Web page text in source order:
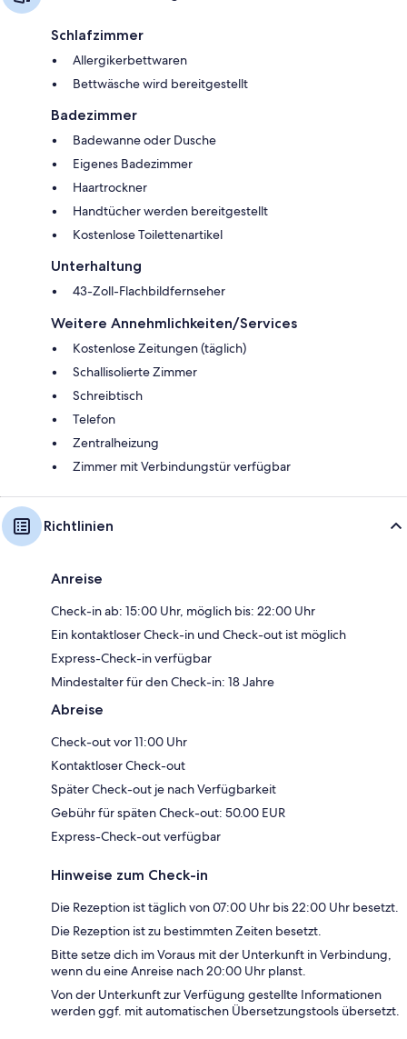
Schlafzimmer
Allergikerbettwaren
Bettwäsche wird bereitgestellt
Badezimmer
Badewanne oder Dusche
Eigenes Badezimmer
Haartrockner
Handtücher werden bereitgestellt
Kostenlose Toilettenartikel
Unterhaltung
43-Zoll-Flachbildfernseher
Weitere Annehmlichkeiten/Services
Kostenlose Zeitungen (täglich)
Schallisolierte Zimmer
Schreibtisch
Telefon
Zentralheizung
Zimmer mit Verbindungstür verfügbar
Richtlinien
Anreise
Check-in ab: 15:00 Uhr, möglich bis: 22:00 Uhr
Ein kontaktloser Check-in und Check-out ist möglich
Express-Check-in verfügbar
Mindestalter für den Check-in: 18 Jahre
Abreise
Check-out vor 11:00 Uhr
Kontaktloser Check-out
Später Check-out je nach Verfügbarkeit
Gebühr für späten Check-out: 50.00 EUR
Express-Check-out verfügbar
Hinweise zum Check-in
Die Rezeption ist täglich von 07:00 Uhr bis 22:00 Uhr besetzt.
Die Rezeption ist zu bestimmten Zeiten besetzt.
Bitte setze dich im Voraus mit der Unterkunft in Verbindung,
wenn du eine Anreise nach 20:00 Uhr planst.
Von der Unterkunft zur Verfügung gestellte Informationen
werden ggf. mit automatischen Übersetzungstools übersetzt.